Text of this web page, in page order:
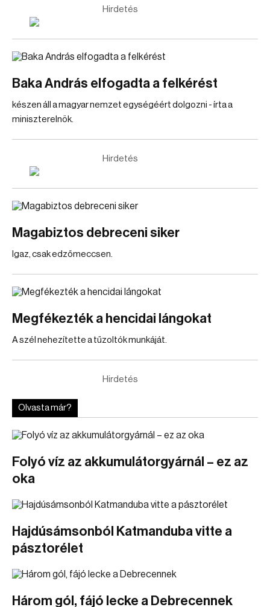
Hirdetés
Baka András elfogadta a felkérést
készen áll a magyar nemzet egységéért dolgozni - írta a
miniszterelnök.
Hirdetés
Magabiztos debreceni siker
Igaz, csak edzőmeccsen.
Megfékezték a hencidai lángokat
A szél nehezítette a tűzoltók munkáját.
Hirdetés
Olvasta már?
Folyó víz az akkumulátorgyárnál – ez az
oka
Hajdúsámsonból Katmanduba vitte a
pásztorélet
Három gól, fájó lecke a Debrecennek